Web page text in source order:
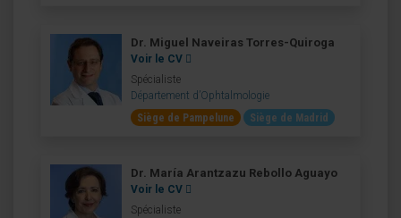
Dr. Miguel Naveiras Torres-Quiroga
Voir le CV
Spécialiste
Département d’Ophtalmologie
Siège de Pampelune
Siège de Madrid
Dr. María Arantzazu Rebollo Aguayo
Voir le CV
Spécialiste